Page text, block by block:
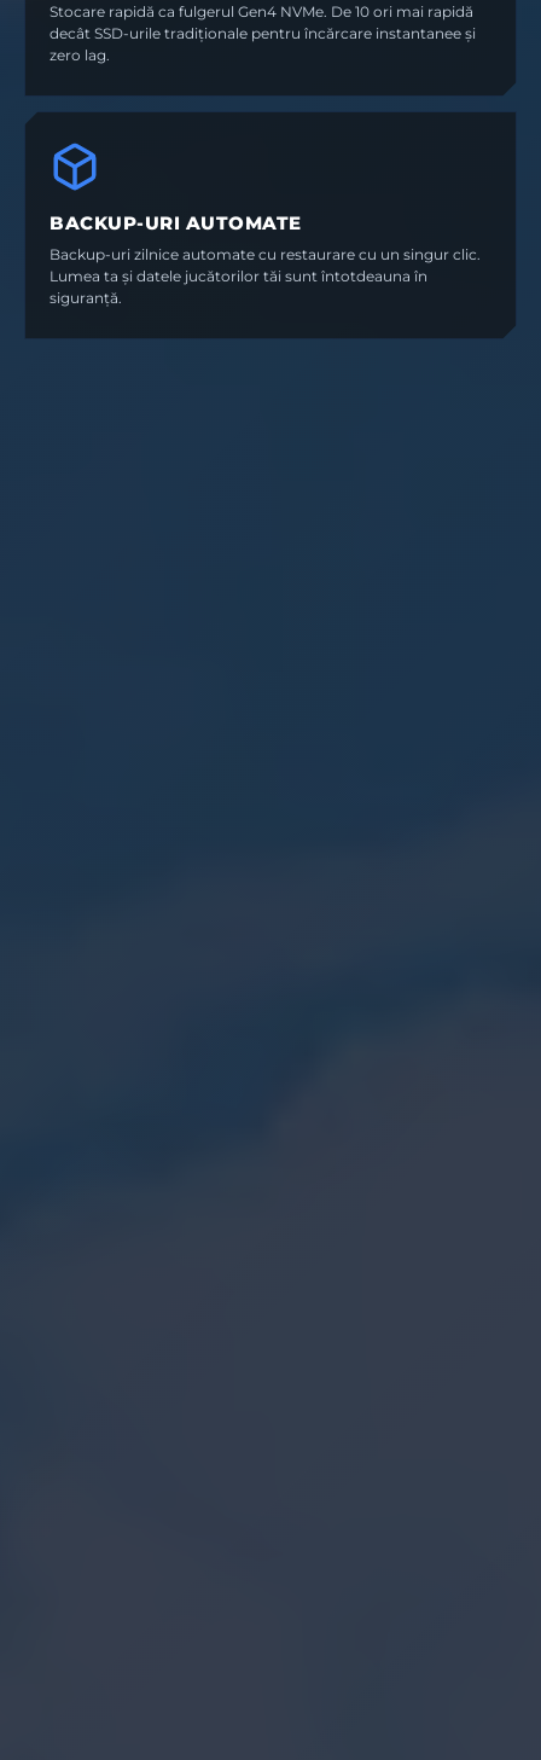
Stocare rapidă ca fulgerul Gen4 NVMe. De 10 ori mai rapidă
decât SSD-urile tradiționale pentru încărcare instantanee și
zero lag.
BACKUP-URI AUTOMATE
Backup-uri zilnice automate cu restaurare cu un singur clic.
Lumea ta și datele jucătorilor tăi sunt întotdeauna în
siguranță.